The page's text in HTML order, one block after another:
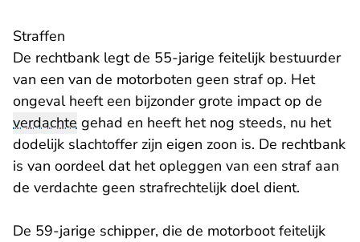
Straffen
De rechtbank legt de 55-jarige feitelijk bestuurder
van een van de motorboten geen straf op. Het
ongeval heeft een bijzonder grote impact op de
verdachte gehad en heeft het nog steeds, nu het
dodelijk slachtoffer zijn eigen zoon is. De rechtbank
is van oordeel dat het opleggen van een straf aan
de verdachte geen strafrechtelijk doel dient.
De 59-jarige schipper, die de motorboot feitelijk